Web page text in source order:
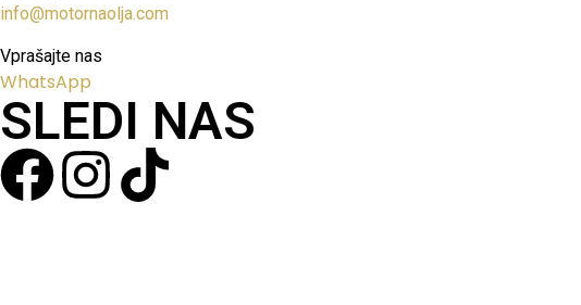
info@motornaolja.com
Vprašajte nas
WhatsApp
SLEDI NAS